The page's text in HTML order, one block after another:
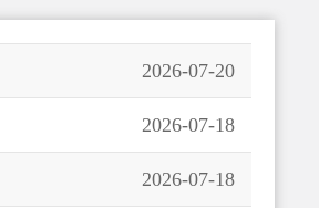
2026-07-20
2026-07-18
2026-07-18